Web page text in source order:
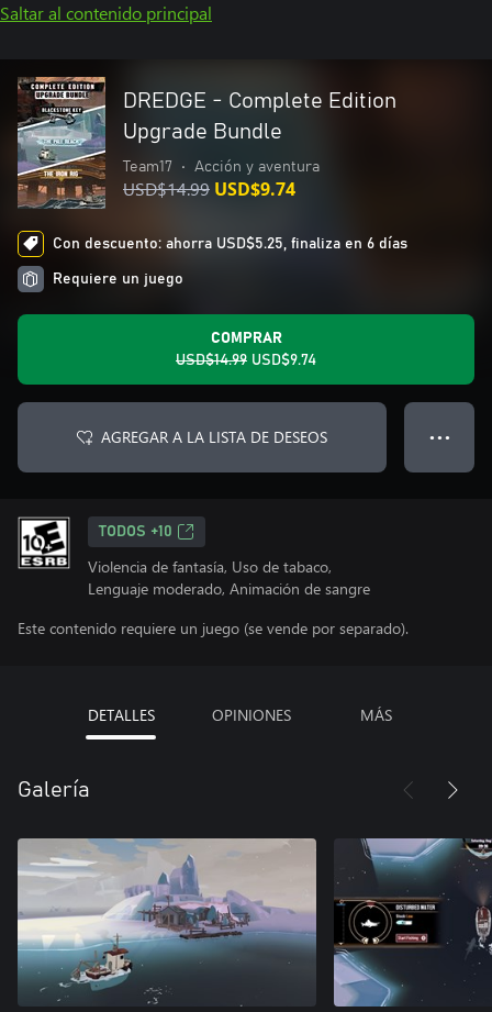
Saltar al contenido principal
DREDGE - Complete Edition
Upgrade Bundle
Team17 • Acción y aventura
USD$14.99 USD$9.74
Con descuento: ahorra USD$5.25, finaliza en 6 días
Requiere un juego
COMPRAR
USD$14.99 USD$9.74
AGREGAR A LA LISTA DE DESEOS ● ● ●
TODOS +10
Violencia de fantasía, Uso de tabaco,
Lenguaje moderado, Animación de sangre
Este contenido requiere un juego (se vende por separado).
DETALLES OPINIONES MÁS
Galería